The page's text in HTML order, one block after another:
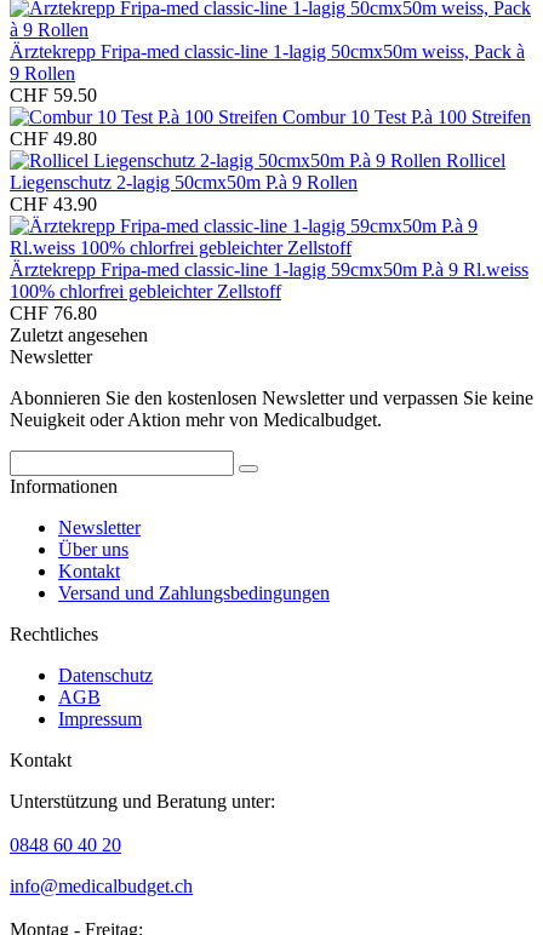
Ärztekrepp Fripa-med classic-line 1-lagig 50cmx50m weiss, Pack à
9 Rollen
CHF 59.50
Combur 10 Test P.à 100 Streifen
CHF 49.80
Rollicel
Liegenschutz 2-lagig 50cmx50m P.à 9 Rollen
CHF 43.90
Ärztekrepp Fripa-med classic-line 1-lagig 59cmx50m P.à 9 Rl.weiss
100% chlorfrei gebleichter Zellstoff
CHF 76.80
Zuletzt angesehen
Newsletter
Abonnieren Sie den kostenlosen Newsletter und verpassen Sie keine
Neuigkeit oder Aktion mehr von Medicalbudget.
Informationen
Newsletter
Über uns
Kontakt
Versand und Zahlungsbedingungen
Rechtliches
Datenschutz
AGB
Impressum
Kontakt
Unterstützung und Beratung unter:
0848 60 40 20
info@medicalbudget.ch
Montag - Freitag: